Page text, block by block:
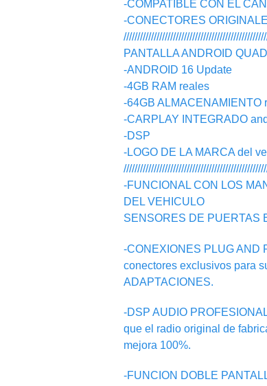
-COMPATIBLE CON EL
-CONECTORES
PANTALLA ANDROID
-ANDROID 16 Update
-4GB RAM reales
-64GB ALMACENAMIENTO
-CARPLAY INTEGRADO
-DSP
-LOGO DE LA MARCA del
-FUNCIONAL CON LOS
DEL VEHICULO
SENSORES DE PUERTAS
-CONEXIONES PLUG AND
conectores exclusivos para
ADAPTACIONES.
-DSP AUDIO
que el radio original de
mejora 100%.
-FUNCION DOBLE